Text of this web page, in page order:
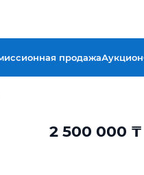
продажаАукцион
2 500 000 ₸